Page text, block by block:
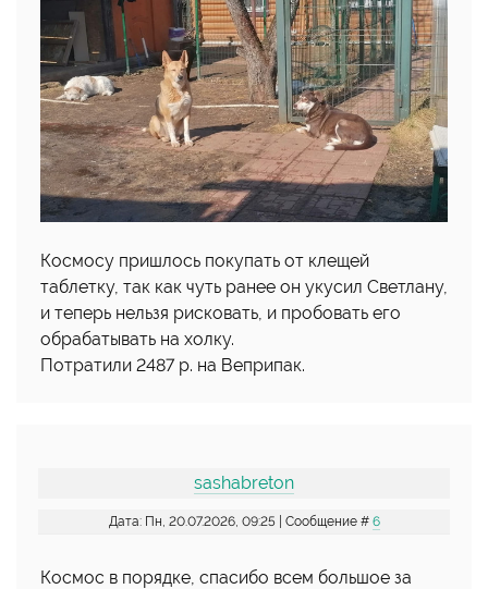
Космосу пришлось покупать от клещей
таблетку, так как чуть ранее он укусил Светлану,
и теперь нельзя рисковать, и пробовать его
обрабатывать на холку.
Потратили 2487 р. на Веприпак.
sashabreton
Дата: Пн, 20.07.2026, 09:25 | Сообщение # 6
Космос в порядке, спасибо всем большое за